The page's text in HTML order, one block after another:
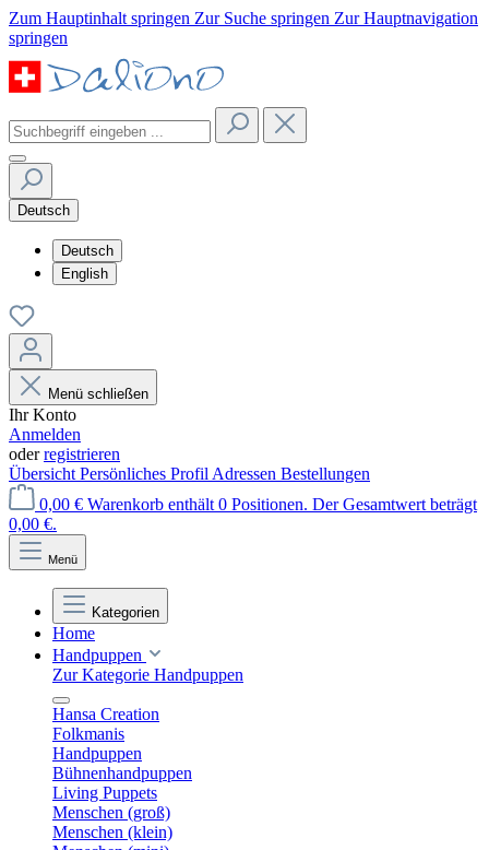
Zum Hauptinhalt springen Zur Suche springen Zur Hauptnavigation
springen
Deutsch
Deutsch
English
Menü schließen
Ihr Konto
Anmelden
oderregistrieren
Übersicht Persönliches Profil Adressen Bestellungen
0,00 € Warenkorb enthält 0 Positionen. Der Gesamtwert beträgt
0,00 €.
Menü
Kategorien
Home
Handpuppen
Zur Kategorie Handpuppen
Hansa Creation
Folkmanis
Handpuppen
Bühnenhandpuppen
Living Puppets
Menschen (groß)
Menschen (klein)